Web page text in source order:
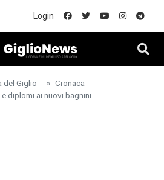
Login
del Giglio
Cronaca
diplomi ai nuovi bagnini